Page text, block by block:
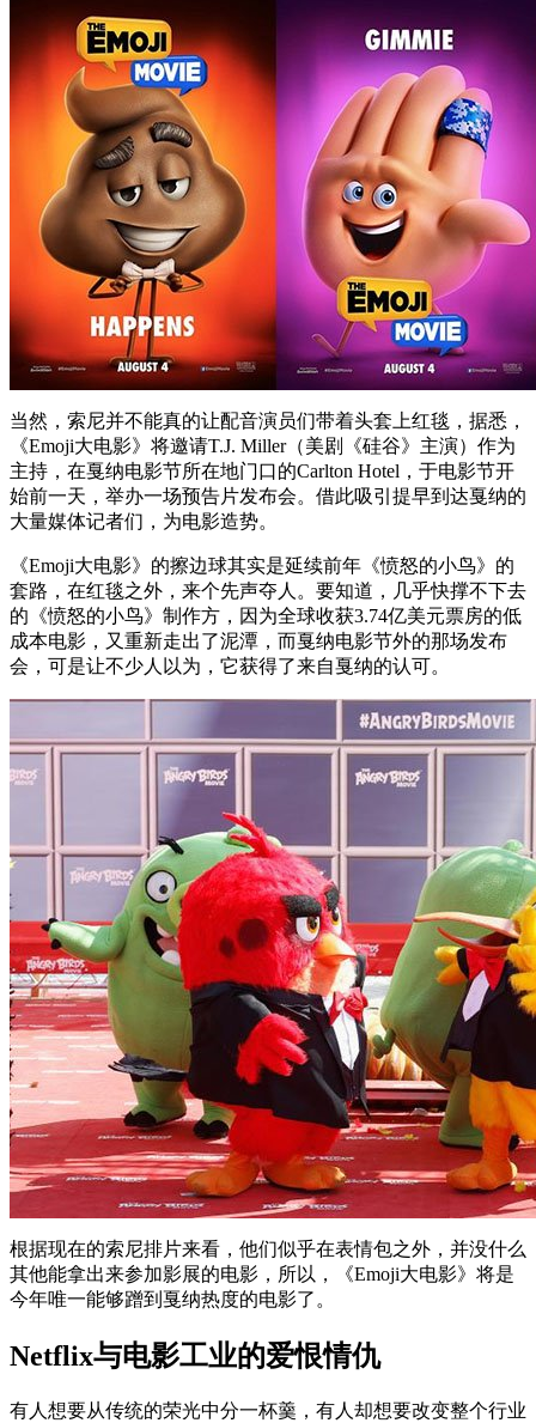
当然，索尼并不能真的让配音演员们带着头套上红毯，据悉，
《Emoji大电影》将邀请T.J. Miller（美剧《硅谷》主演）作为
主持，在戛纳电影节所在地门口的Carlton Hotel，于电影节开
始前一天，举办一场预告片发布会。借此吸引提早到达戛纳的
大量媒体记者们，为电影造势。
《Emoji大电影》的擦边球其实是延续前年《愤怒的小鸟》的
套路，在红毯之外，来个先声夺人。要知道，几乎快撑不下去
的《愤怒的小鸟》制作方，因为全球收获3.74亿美元票房的低
成本电影，又重新走出了泥潭，而戛纳电影节外的那场发布
会，可是让不少人以为，它获得了来自戛纳的认可。
根据现在的索尼排片来看，他们似乎在表情包之外，并没什么
其他能拿出来参加影展的电影，所以，《Emoji大电影》将是
今年唯一能够蹭到戛纳热度的电影了。
Netflix与电影工业的爱恨情仇
有人想要从传统的荣光中分一杯羹，有人却想要改变整个行业